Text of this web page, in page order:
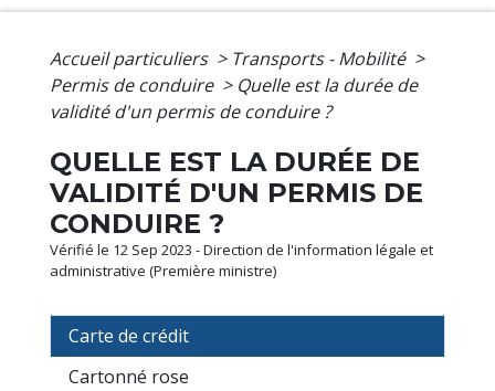
Accueil particuliers > Transports - Mobilité >
Permis de conduire > Quelle est la durée de
validité d'un permis de conduire ?
QUELLE EST LA DURÉE DE
VALIDITÉ D'UN PERMIS DE
CONDUIRE ?
Vérifié le 12 Sep 2023 - Direction de l'information légale et
administrative (Première ministre)
Carte de crédit
Cartonné rose